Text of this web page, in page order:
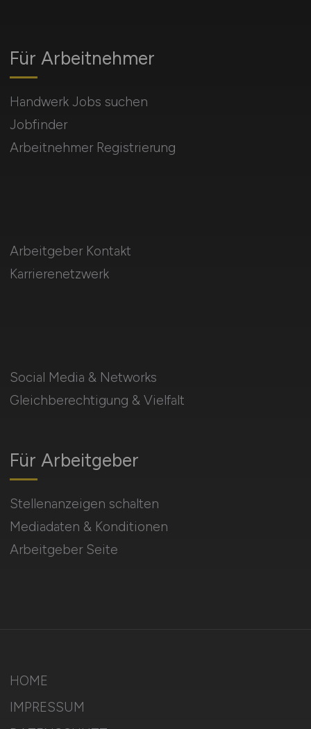
Für Arbeitnehmer
Handwerk Jobs suchen
Jobfinder
Arbeitnehmer Registrierung
Social Media & Networks
Gleichberechtigung & Vielfalt
Für Arbeitgeber
Stellenanzeigen schalten
Mediadaten & Konditionen
Arbeitgeber Seite
Arbeitgeber Kontakt
Karrierenetzwerk
HOME
IMPRESSUM